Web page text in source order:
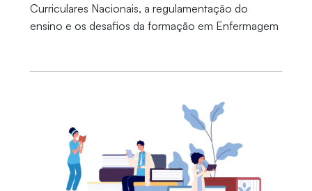
Curriculares Nacionais, a regulamentação do
ensino e os desafios da formação em Enfermagem